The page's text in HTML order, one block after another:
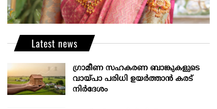
Latest news
ഗ്രാമീണ സഹകരണ ബാങ്കുകളുടെ
വായ്പാ പരിധി ഉയർത്താൻ കരട്
നിർദേശം